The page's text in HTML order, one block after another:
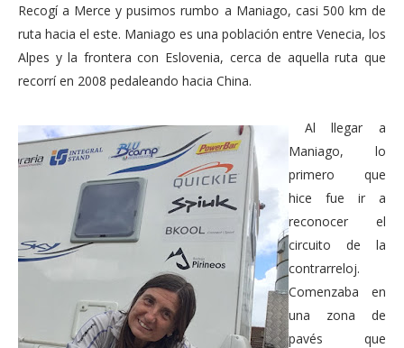
Recogí a Merce y pusimos rumbo a Maniago, casi 500 km de
ruta hacia el este. Maniago es una población entre Venecia, los
Alpes y la frontera con Eslovenia, cerca de aquella ruta que
recorrí en 2008 pedaleando hacia China.
Al llegar a
Maniago, lo
primero que
hice fue ir a
reconocer el
circuito de la
contrarreloj.
Comenzaba en
una zona de
pavés que